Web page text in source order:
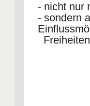
- nicht nur
- sondern
Freiheiten